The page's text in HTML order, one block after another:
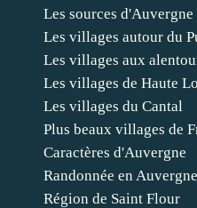
Les sources d'Auvergne
Les villages autour du
Les villages aux
Les villages de Haute
Les villages du Cantal
Plus beaux villages de
Caractères d'Auvergne
Randonnée en Auvergne
Région de Saint Flour